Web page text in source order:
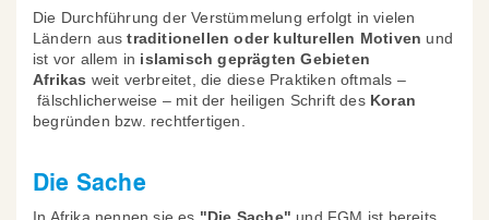
Die Durchführung der Verstümmelung erfolgt in vielen
Ländern austraditionellen oder kulturellen Motiven und
ist vor allem in islamisch geprägten Gebieten
Afrikas weit verbreitet, die diese Praktiken oftmals –
fälschlicherweise – mit der heiligen Schrift des Koran
begründen bzw. rechtfertigen.
Die Sache